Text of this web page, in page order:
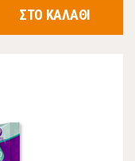
ΣΤΟ ΚΑΛΑΘΙ